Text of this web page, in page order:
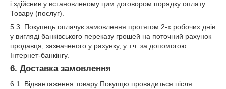
і здійснив у встановленому цим договором порядку оплату
Товару (послуг).
5.3. Покупець оплачує замовлення протягом 2-х робочих днів
у вигляді банківського переказу грошей на поточний рахунок
продавця, зазначеного у рахунку, у т.ч. за допомогою
Інтернет-банкінгу.
6. Доставка замовлення
6.1. Відвантаження товару Покупцю провадиться після